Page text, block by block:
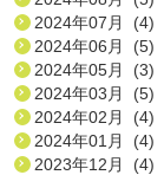
2024年07月 (4)
2024年06月 (5)
2024年05月 (3)
2024年03月 (5)
2024年02月 (4)
2024年01月 (4)
2023年12月 (4)